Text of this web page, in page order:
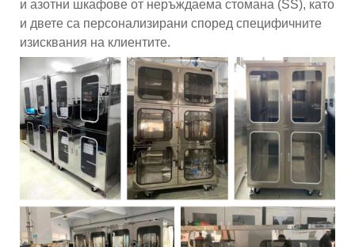
и азотни шкафове от неръждаема стомана (SS), като
и двете са персонализирани според специфичните
изисквания на клиентите.